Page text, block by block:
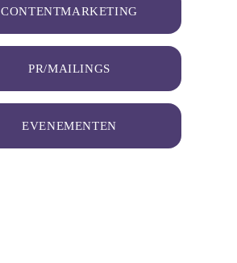
CONTENTMARKETING
PR/MAILINGS
EVENEMENTEN